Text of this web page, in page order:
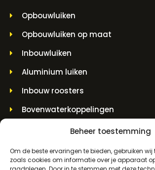
Beheer toestemming
Om de beste ervaringen te bieden, gebruiken
zoals cookies om informatie over je apparaat
Opbouwluiken
Opbouwluiken op maat
Inbouwluiken
Aluminium luiken
Inbouw roosters
Bovenwaterkoppelingen
Muurdoorvoerstukken
Hijspotten en spindelpotten